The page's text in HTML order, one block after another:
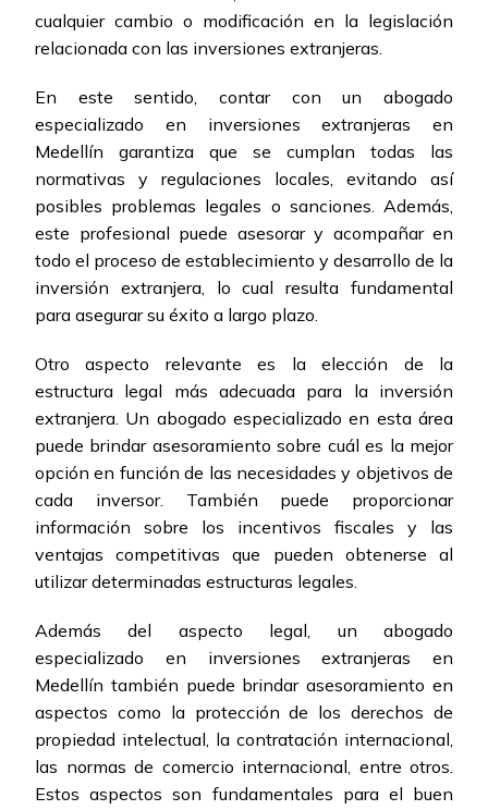
cualquier cambio o modificación en la legislación
relacionada con las inversiones extranjeras.
En este sentido, contar con un abogado
especializado en inversiones extranjeras en
Medellín garantiza que se cumplan todas las
normativas y regulaciones locales, evitando así
posibles problemas legales o sanciones. Además,
este profesional puede asesorar y acompañar en
todo el proceso de establecimiento y desarrollo de la
inversión extranjera, lo cual resulta fundamental
para asegurar su éxito a largo plazo.
Otro aspecto relevante es la elección de la
estructura legal más adecuada para la inversión
extranjera. Un abogado especializado en esta área
puede brindar asesoramiento sobre cuál es la mejor
opción en función de las necesidades y objetivos de
cada inversor. También puede proporcionar
información sobre los incentivos fiscales y las
ventajas competitivas que pueden obtenerse al
utilizar determinadas estructuras legales.
Además del aspecto legal, un abogado
especializado en inversiones extranjeras en
Medellín también puede brindar asesoramiento en
aspectos como la protección de los derechos de
propiedad intelectual, la contratación internacional,
las normas de comercio internacional, entre otros.
Estos aspectos son fundamentales para el buen